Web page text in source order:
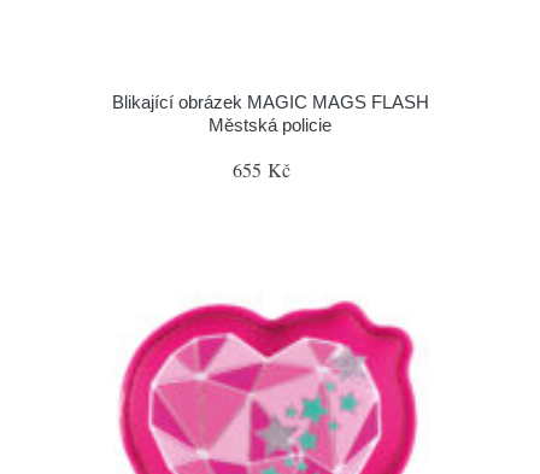
Blikající obrázek MAGIC MAGS FLASH
Městská policie
655 Kč